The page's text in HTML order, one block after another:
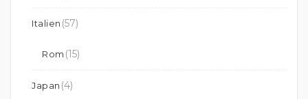
Italien (57)
Rom (15)
Japan (4)